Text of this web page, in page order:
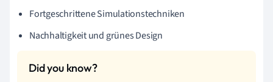
Fortgeschrittene Simulationstechniken
Nachhaltigkeit und grünes Design